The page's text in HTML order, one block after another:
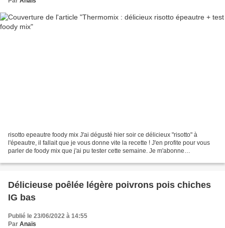
risotto epeautre foody mix J'ai dégusté hier soir ce délicieux "risotto" à
l'épeautre, il fallait que je vous donne vite la recette ! J'en profite pour vous
parler de foody mix que j'ai pu tester cette semaine. Je m'abonne
Délicieuse poêlée légère poivrons pois chiches
IG bas
Publié le 23/06/2022 à 14:55
Par Anaïs